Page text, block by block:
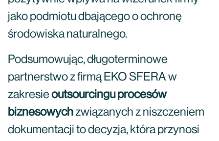
jako podmiotu dbającego o ochronę
środowiska naturalnego.
Podsumowując, długoterminowe
partnerstwo z firmą EKO SFERA w
zakresieoutsourcingu procesów
biznesowychzwiązanych z niszczeniem
dokumentacji to decyzja, która przynosi